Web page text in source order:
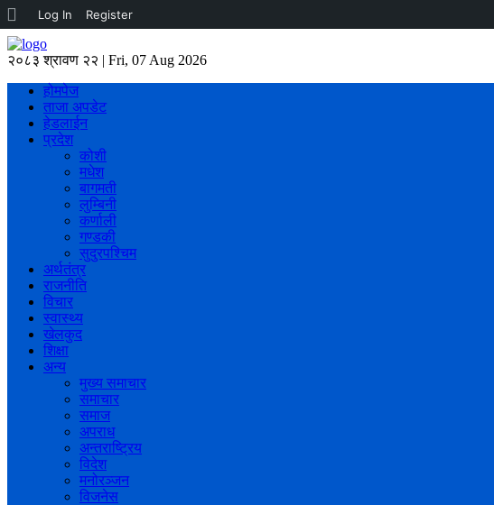
About
WordPress
Log In Register
२०८३ श्रावण २२ | Fri, 07 Aug 2026
होमपेज
ताजा अपडेट
हेडलाईन
प्रदेश
कोशी
मधेश
बागमती
लुम्बिनी
कर्णाली
गण्डकी
सुदुरपश्चिम
अर्थतंत्र
राजनीति
विचार
स्वास्थ्य
खेलकुद
शिक्षा
अन्य
मुख्य समाचार
समाचार
समाज
अपराध
अन्तराष्ट्रिय
विदेश
मनोरञ्जन
विजनेस